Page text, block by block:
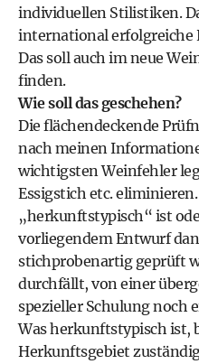
individuellen Stilistiken.
international erfolgreiche
Das soll auch im neue
finden.
Wie soll das geschehen?
Die flächendeckende
nach meinen
wichtigsten Weinfehler
Essigstich etc.
„herkunftstypisch“ ist
vorliegendem Entwurf
stichprobenartig geprüft
durchfällt, von einer
spezieller Schulung noch
Was herkunftstypisch ist,
Herkunftsgebiet